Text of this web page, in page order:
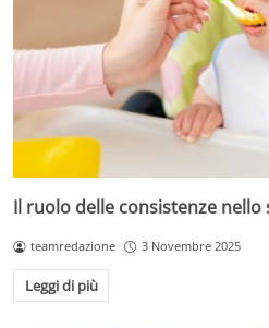
Il ruolo delle consistenze nello
teamredazione 3 Novembre 2025
Leggi di più